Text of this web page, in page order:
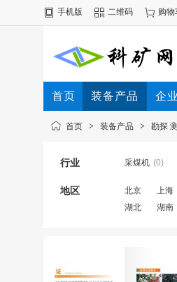
手机版 二维码 购物
首页 装备产品 企
首页 > 装备产品 > 勘探
行业 采煤机 (0)
地区 北京 上海
湖北
湖南